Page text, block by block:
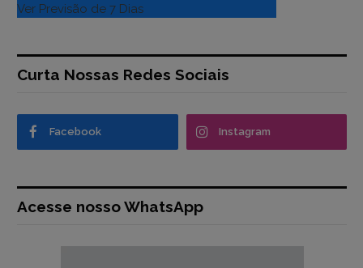
Ver Previsão de 7 Dias
Curta Nossas Redes Sociais
Facebook Instagram
Acesse nosso WhatsApp